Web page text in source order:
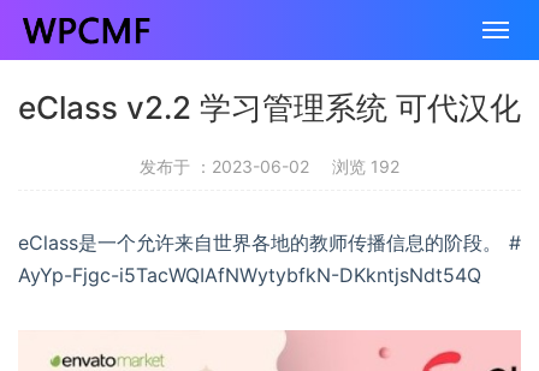
eClass v2.2 学习管理系统 可代汉化
发布于 ：2023-06-02 浏览 192
eClass是一个允许来自世界各地的教师传播信息的阶段。 #
AyYp-Fjgc-i5TacWQIAfNWytybfkN-DKkntjsNdt54Q